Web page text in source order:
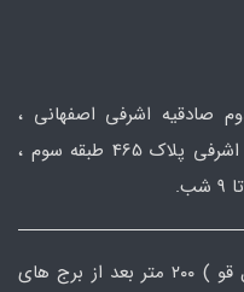
صادقیه اشرفی اصفهانی ،
ابتدای جلال آل احمد ، نبش جلال و اشرفی پلاک 465 طبقه سوم ،
شعبه دوم : مازندران ، سلمانشهر (متل قو ) ۲۰۰ متر بعد از برج های